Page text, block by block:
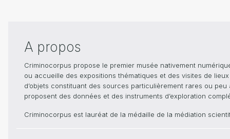
A propos
Criminocorpus propose le premier musée nativement
ou accueille des expositions thématiques et des visites de
d’objets constituant des sources particulièrement rares ou
proposent des données et des instruments d’exploration
Criminocorpus est lauréat de la médaille de la médiation